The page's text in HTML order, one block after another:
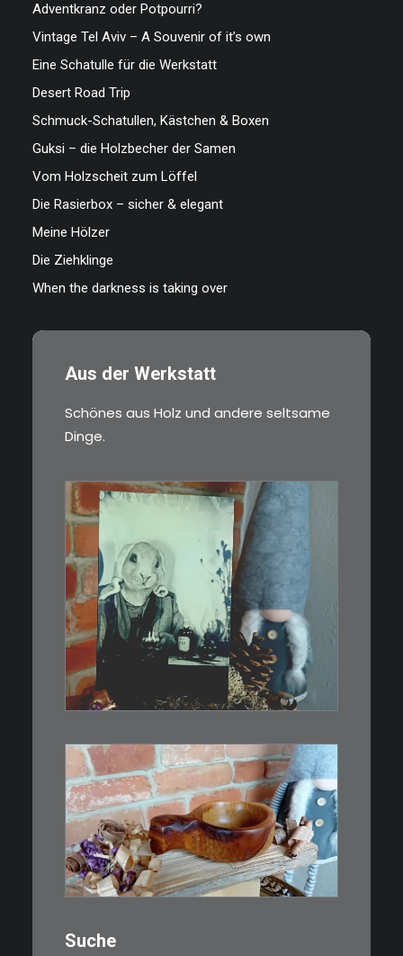
Adventkranz oder Potpourri?
Vintage Tel Aviv – A Souvenir of it’s own
Eine Schatulle für die Werkstatt
Desert Road Trip
Schmuck-Schatullen, Kästchen & Boxen
Guksi – die Holzbecher der Samen
Vom Holzscheit zum Löffel
Die Rasierbox – sicher & elegant
Meine Hölzer
Die Ziehklinge
When the darkness is taking over
Aus der Werkstatt
Schönes aus Holz und andere seltsame
Dinge.
€3,00
Limitierte Auflage. Original:
Abzug von…
€15,00
Ein Holzbecher im Wikinger-Stil.
Inspiriert…
Suche